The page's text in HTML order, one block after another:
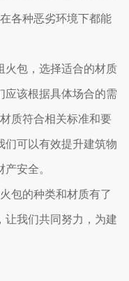
各种恶劣环境下都能
火包，选择适合的材质
应该根据具体场合的需
质符合相关标准和要
们可以有效提升建筑物
安全。
包的种类和材质有了
让我们共同努力，为建